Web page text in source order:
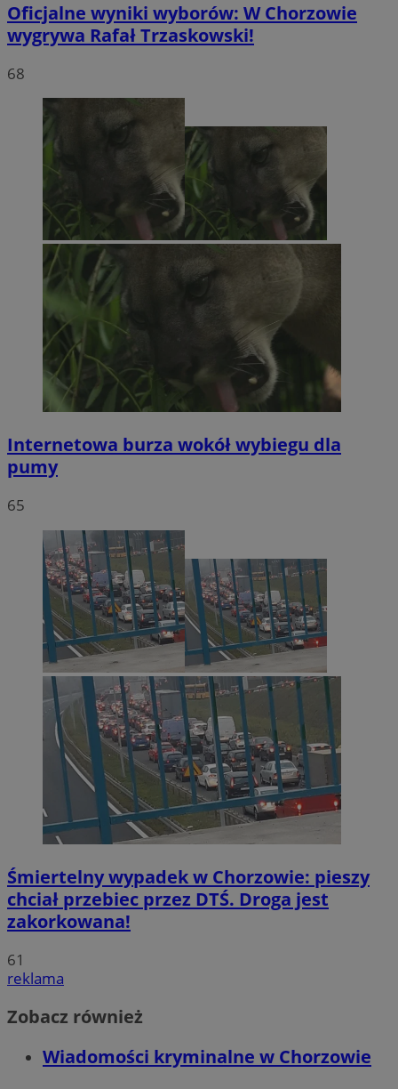
Oficjalne wyniki wyborów: W Chorzowie
wygrywa Rafał Trzaskowski!
68
Internetowa burza wokół wybiegu dla
pumy
65
Śmiertelny wypadek w Chorzowie: pieszy
chciał przebiec przez DTŚ. Droga jest
zakorkowana!
61
reklama
Zobacz również
Wiadomości kryminalne w Chorzowie